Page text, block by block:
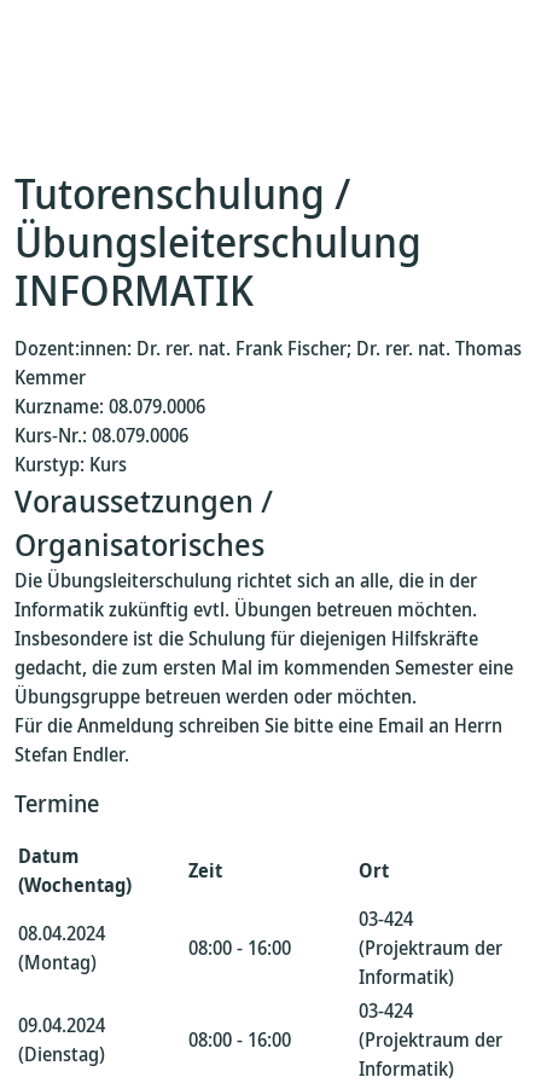
Tutorenschulung /
Übungsleiterschulung
INFORMATIK
Dozent:innen: Dr. rer. nat. Frank Fischer; Dr. rer. nat. Thomas
Kemmer
Kurzname: 08.079.0006
Kurs-Nr.: 08.079.0006
Kurstyp: Kurs
Voraussetzungen /
Organisatorisches
Die Übungsleiterschulung richtet sich an alle, die in der
Informatik zukünftig evtl. Übungen betreuen möchten.
Insbesondere ist die Schulung für diejenigen Hilfskräfte
gedacht, die zum ersten Mal im kommenden Semester eine
Übungsgruppe betreuen werden oder möchten.
Für die Anmeldung schreiben Sie bitte eine Email an Herrn
Stefan Endler.
Termine
Datum
(Wochentag)
Zeit Ort
08.04.2024
(Montag)
08:00 - 16:00
03-424
(Projektraum der
Informatik)
09.04.2024
(Dienstag)
08:00 - 16:00
03-424
(Projektraum der
Informatik)